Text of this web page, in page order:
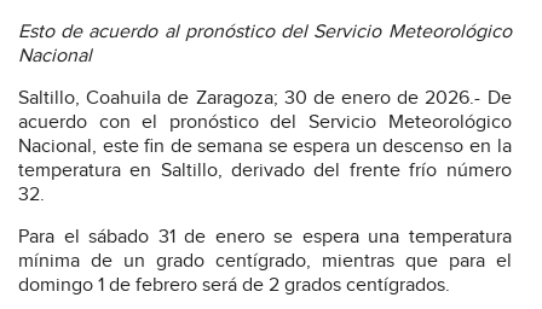
Esto de acuerdo al pronóstico del Servicio Meteorológico
Nacional
Saltillo, Coahuila de Zaragoza; 30 de enero de 2026.- De
acuerdo con el pronóstico del Servicio Meteorológico
Nacional, este fin de semana se espera un descenso en la
temperatura en Saltillo, derivado del frente frío número
32.
Para el sábado 31 de enero se espera una temperatura
mínima de un grado centígrado, mientras que para el
domingo 1 de febrero será de 2 grados centígrados.